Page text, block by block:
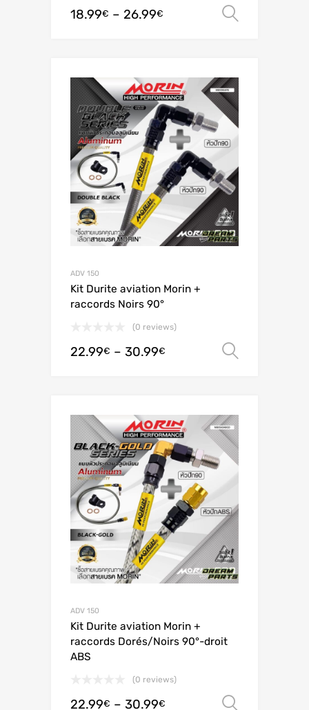
18.99€ – 26.99€
ADV 150
Kit Durite aviation Morin +
raccords Noirs 90°
(0 reviews)
22.99€ – 30.99€
ADV 150
Kit Durite aviation Morin +
raccords Dorés/Noirs 90°-droit
ABS
(0 reviews)
22.99€ – 30.99€